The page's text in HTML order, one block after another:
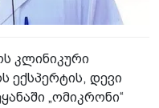
კლინიკური
ექსპერტის, დევი
„ომიკრონი“